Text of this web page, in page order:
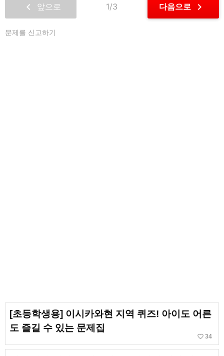
chevron_left 앞으로 1/3 다음으로 chevron_right
문제를 신고하기
[초등학생용] 이시카와현 지역 퀴즈! 아이도 어른
도 즐길 수 있는 문제집
favorite_border 34